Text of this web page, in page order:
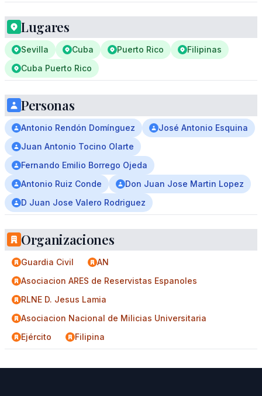
Lugares
Sevilla Cuba Puerto Rico
Filipinas
Cuba Puerto Rico
Personas
Antonio Rendón Domínguez
José Antonio Esquina
Juan Antonio Tocino Olarte
Fernando Emilio Borrego Ojeda
Antonio Ruiz Conde
Don Juan Jose Martin Lopez
D Juan Jose Valero Rodriguez
Organizaciones
Guardia Civil
AN
Asociacion ARES de Reservistas Espanoles
RLNE D. Jesus Lamia
Asociacion Nacional de Milicias Universitaria
Ejército
Filipina